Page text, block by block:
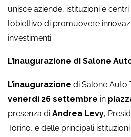
unisce aziende, istituzioni e
l’obiettivo di promuovere
investimenti.
L’inaugurazione di Salone
L’inaugurazione di Salone Auto
venerdì 26 settembre in
presenza di Andrea Levy,
Torino, e delle principali